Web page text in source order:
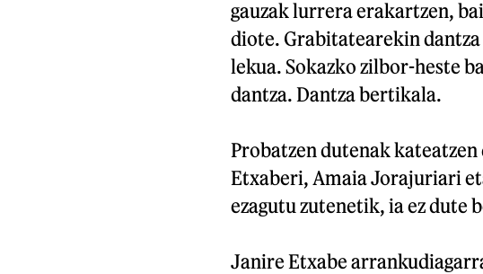
gauzak lurrera erakartzen,
diote. Grabitatearekin
lekua. Sokazko zilbor-heste
dantza. Dantza bertikala.
Probatzen dutenak
Etxaberi, Amaia Jorajuriari
ezagutu zutenetik, ia ez dute
Janire Etxabe